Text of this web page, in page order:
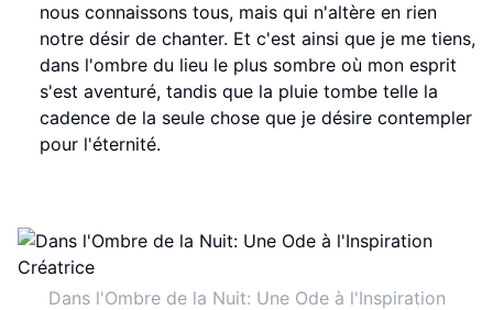
nous connaissons tous, mais qui n'altère en rien
notre désir de chanter. Et c'est ainsi que je me tiens,
dans l'ombre du lieu le plus sombre où mon esprit
s'est aventuré, tandis que la pluie tombe telle la
cadence de la seule chose que je désire contempler
pour l'éternité.
Dans l'Ombre de la Nuit: Une Ode à l'Inspiration